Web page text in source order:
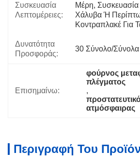
Συσκευασία
Λεπτομέρειες:
Μέρη,
Χάλυβα Ή
Κοντραπλακέ Για
Δυνατότητα
Προσφοράς:
30 Σύνολο/σύνολα
Επισημαίνω:
φούρνος
πλέγματος
,
ατμόσφαιρας
Περιγραφή Του